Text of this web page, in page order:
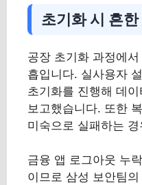
초기화 시 흔
공장 초기화 과정에
흡입니다. 실사용자
초기화를 진행해 데
보고했습니다. 또한
미숙으로 실패하는
금융 앱 로그아웃 누
이므로 삼성 보안팀